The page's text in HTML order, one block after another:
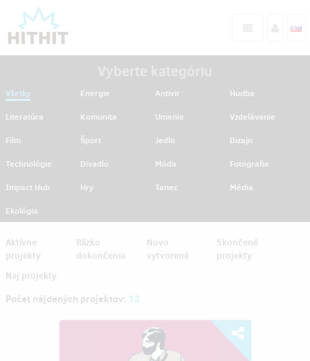
Všetky Energie Antivir
Hudba
Literatúra
Komunita Umenie
Vzdelávanie
Film
Šport Jedlo
Dizajn
Technológie
Divadlo Móda
Fotografie
Impact Hub
Hry Tanec
Média
Ekológia
Aktívne
projekty
Blízko
dokončenia
Novo
vytvorené
Skončené
projekty
Naj projekty
Počet nájdených projektov: 12